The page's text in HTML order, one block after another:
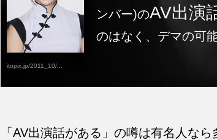
itopix.jp/2011_10/...
ンバー)のAV出演
のはなく、デマの可
「AV出演話がある」の噂は有名人な